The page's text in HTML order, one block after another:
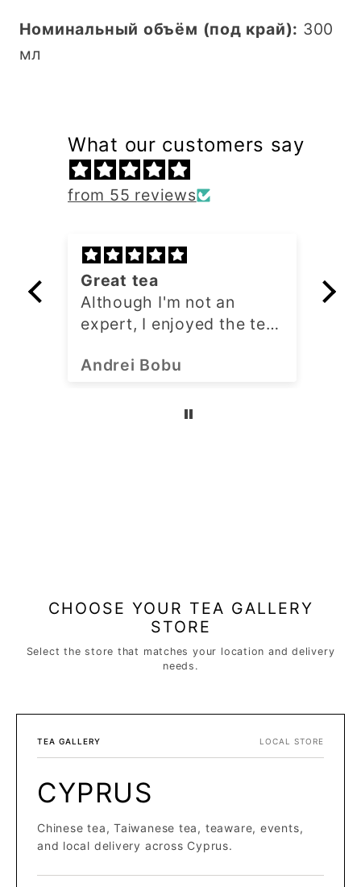
Номинальный объём (под край): 300
мл
What our customers say
from 55 reviews
an
the tea
Superb
Superb useful
Katerina Kharisova
CHOOSE YOUR TEA GALLERY
STORE
Select the store that matches your location and delivery
needs.
TEA GALLERY LOCAL STORE
CYPRUS
Chinese tea, Taiwanese tea, teaware, events,
and local delivery across Cyprus.